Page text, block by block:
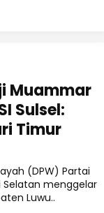
Muammar
Sulsel:
Timur
(DPW) Partai
Selatan menggelar
Luwu..